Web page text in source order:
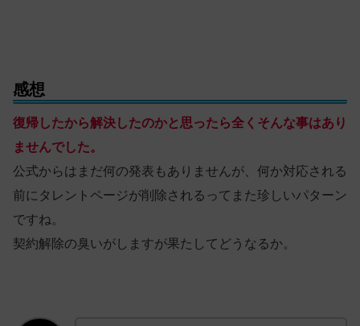
感想
復帰したから解決したのかと思ったら全くそんな事はあり
ませんでした。
公式からはまだ何の発表もありませんが、何か対応される
前にタレントページが削除されるってまた珍しいパターン
ですね。
契約解除の臭いがしますが果たしてどうなるか。